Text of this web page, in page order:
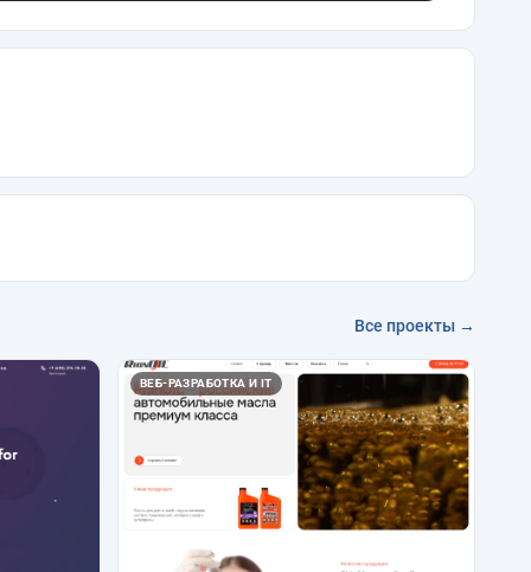
Все проекты →
ВЕБ-РАЗРАБОТКА И IT